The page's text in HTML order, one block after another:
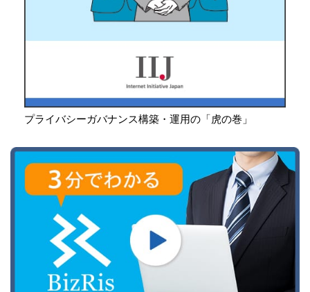
プライバシーガバナンス構築・運用の「虎の巻」